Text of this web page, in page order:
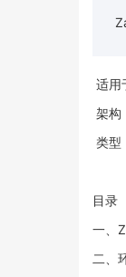
适用
架构
类型
目录
一、
二、